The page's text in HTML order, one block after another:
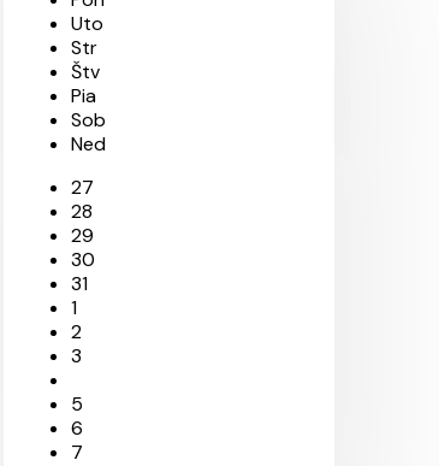
Uto
Str
Štv
Pia
Sob
Ned
27
28
29
30
31
1
2
3
5
6
7